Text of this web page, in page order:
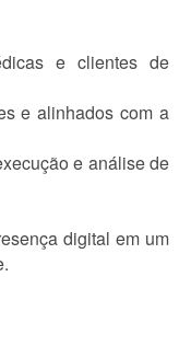
e clientes de
e alinhados com a
e análise de
digital em um